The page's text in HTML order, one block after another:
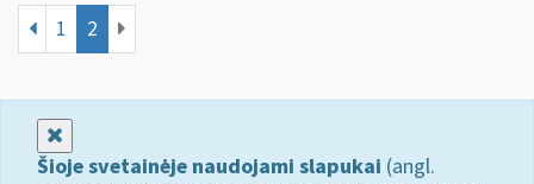
1 2
Šioje svetainėje naudojami slapukai (angl.